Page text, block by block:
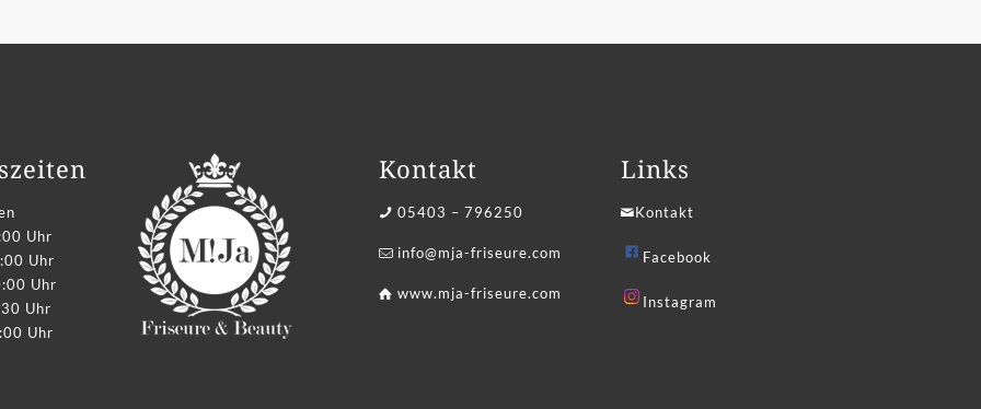
Uhr
Uhr
Uhr
Uhr
Uhr
Kontakt
05403 – 796250
info@mja-friseure.com
www.mja-friseure.com
Links
Kontakt
Facebook
Instagram